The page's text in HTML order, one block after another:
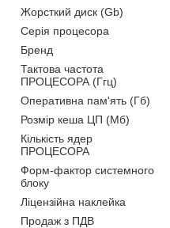
Жорсткий диск (Gb)
Серія процесора
Бренд
Тактова частота
ПРОЦЕСОРА (Ггц)
Оперативна пам'ять (Гб)
Розмір кеша ЦП (Мб)
Кількість ядер
ПРОЦЕСОРА
Форм-фактор системного
блоку
Ліцензійна наклейка
Продаж з ПДВ